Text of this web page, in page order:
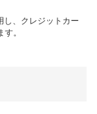
し、クレジットカー
。